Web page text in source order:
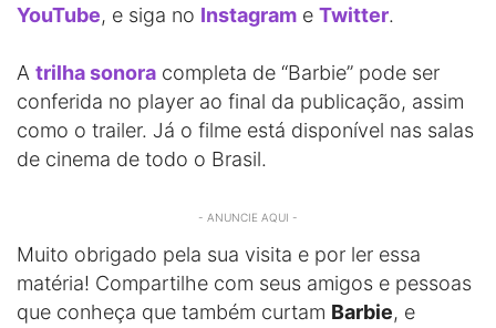
YouTube, e siga no Instagram e Twitter.
A trilha sonora completa de “Barbie” pode ser
conferida no player ao final da publicação, assim
como o trailer. Já o filme está disponível nas salas
de cinema de todo o Brasil.
- ANUNCIE AQUI -
Muito obrigado pela sua visita e por ler essa
matéria! Compartilhe com seus amigos e pessoas
que conheça que também curtam Barbie, e